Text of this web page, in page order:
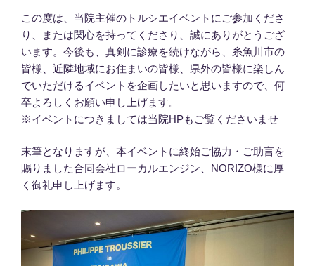
この度は、当院主催のトルシエイベントにご参加くださ
り、または関心を持ってくださり、誠にありがとうござ
います。今後も、真剣に診療を続けながら、糸魚川市の
皆様、近隣地域にお住まいの皆様、県外の皆様に楽しん
でいただけるイベントを企画したいと思いますので、何
卒よろしくお願い申し上げます。
※イベントにつきましては当院HPもご覧くださいませ
末筆となりますが、本イベントに終始ご協力・ご助言を
賜りました合同会社ローカルエンジン、NORIZO様に厚
く御礼申し上げます。